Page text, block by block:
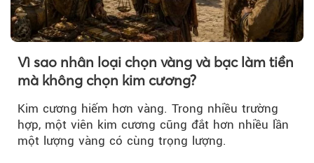
Vì sao nhân loại chọn vàng và bạc làm tiền
mà không chọn kim cương?
Kim cương hiếm hơn vàng. Trong nhiều trường
hợp, một viên kim cương cũng đắt hơn nhiều lần
một lượng vàng có cùng trọng lượng.